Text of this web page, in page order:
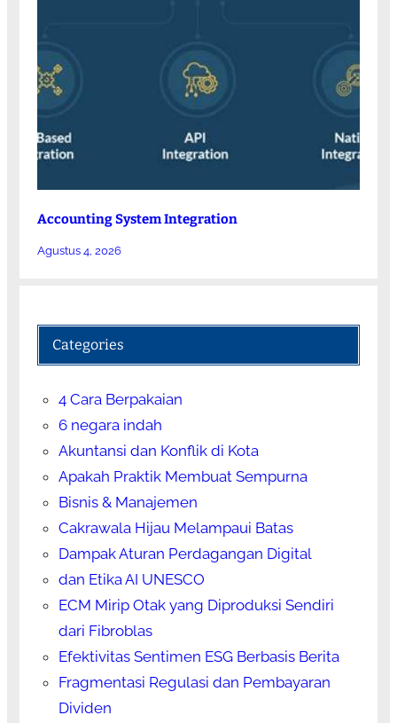
Accounting System Integration
Agustus 4, 2026
Categories
4 Cara Berpakaian
6 negara indah
Akuntansi dan Konflik di Kota
Apakah Praktik Membuat Sempurna
Bisnis & Manajemen
Cakrawala Hijau Melampaui Batas
Dampak Aturan Perdagangan Digital
dan Etika AI UNESCO
ECM Mirip Otak yang Diproduksi Sendiri
dari Fibroblas
Efektivitas Sentimen ESG Berbasis Berita
Fragmentasi Regulasi dan Pembayaran
Dividen